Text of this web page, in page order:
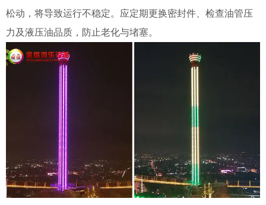
松动，将导致运行不稳定。应定期更换密封件、检查油管压
力及液压油品质，防止老化与堵塞。